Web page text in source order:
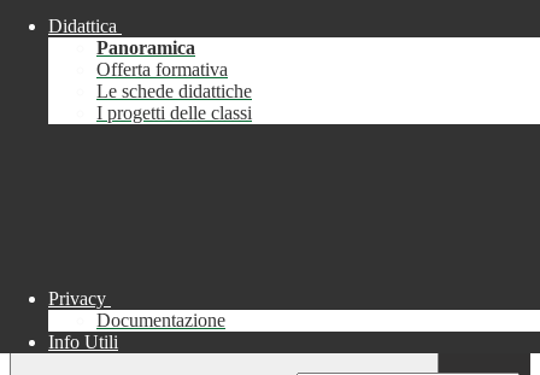
Chiudi
Informazione
Didattica
Panoramica
Offerta formativa
Le schede didattiche
I progetti delle classi
Privacy
Documentazione
Info Utili